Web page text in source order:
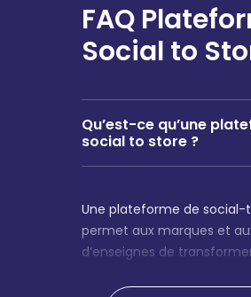
FAQ
Social to
Qu’est-ce qu’une
social to store ?
Une plateforme de
permet aux marques et
d’enseignes de